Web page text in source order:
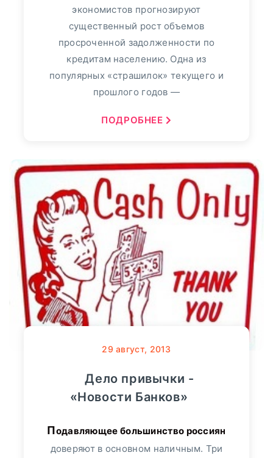
экономистов прогнозируют
существенный рост объемов
просроченной задолженности по
кредитам населению. Одна из
популярных «страшилок» текущего и
прошлого годов —
ПОДРОБНЕЕ
29 август, 2013
Дело привычки -
«Новости Банков»
Подавляющее большинство россиян
доверяют в основном наличным. Три